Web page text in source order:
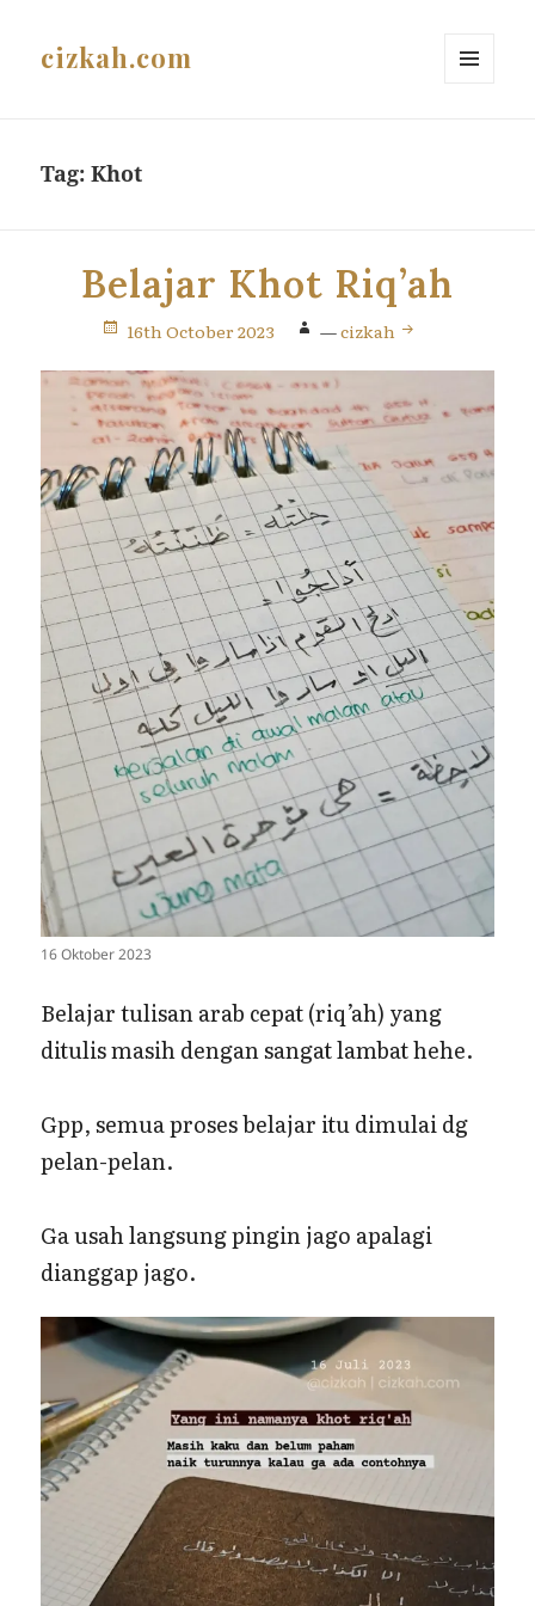
cizkah.com
Tag:Khot
Belajar Khot Riq’ah
16th October 2023 —cizkah
16 Oktober 2023
Belajar tulisan arab cepat (riq’ah) yang
ditulis masih dengan sangat lambat hehe.
Gpp, semua proses belajar itu dimulai dg
pelan-pelan.
Ga usah langsung pingin jago apalagi
dianggap jago.